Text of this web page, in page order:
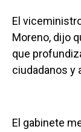
El
Moreno, dijo
que
ciudadanos y
El gabinete